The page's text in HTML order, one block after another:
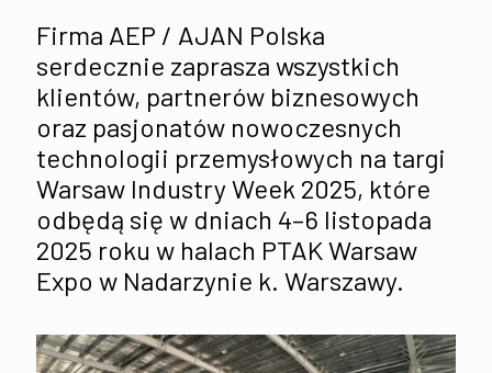
Firma AEP / AJAN Polska
serdecznie zaprasza wszystkich
klientów, partnerów biznesowych
oraz pasjonatów nowoczesnych
technologii przemysłowych na targi
Warsaw Industry Week 2025, które
odbędą się w dniach 4–6 listopada
2025 roku w halach PTAK Warsaw
Expo w Nadarzynie k. Warszawy.